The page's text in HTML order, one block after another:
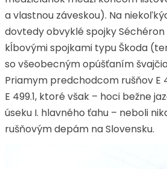
a vlastnou záveskou). Na
dovtedy obvyklé spojky
kĺbovými spojkami typu Škoda
so všeobecným opúšťaním
Priamym predchodcom rušňov E
E 499.1, ktoré však – hoci bežne
úseku I. hlavného ťahu – neboli
rušňovým depám na Slovensku.